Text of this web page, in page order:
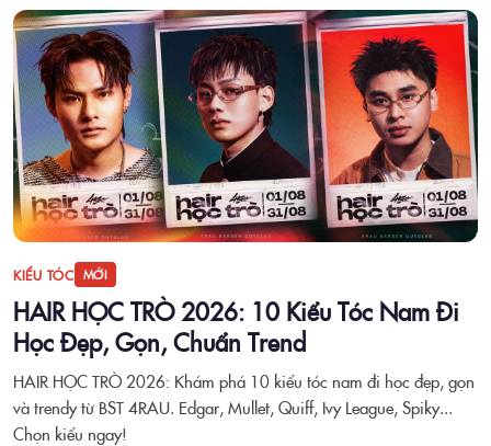
KIỂU TÓC MỚI
HAIR HỌC TRÒ 2026: 10 Kiểu Tóc Nam Đi
Học Đẹp, Gọn, Chuẩn Trend
HAIR HỌC TRÒ 2026: Khám phá 10 kiểu tóc nam đi học đẹp, gọn
và trendy từ BST 4RAU. Edgar, Mullet, Quiff, Ivy League, Spiky...
Chọn kiểu ngay!